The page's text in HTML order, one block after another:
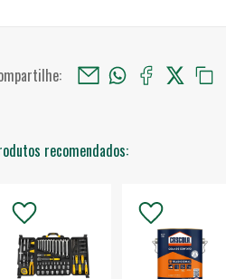
recomendados: